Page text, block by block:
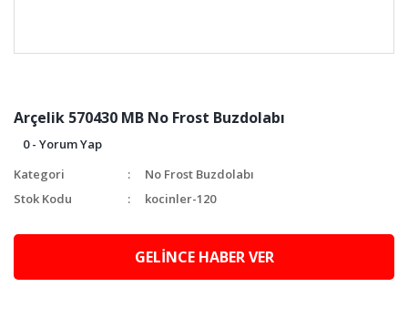
Arçelik 570430 MB No Frost Buzdolabı
0 - Yorum Yap
Kategori
No Frost Buzdolabı
Stok Kodu
kocinler-120
GELİNCE HABER VER